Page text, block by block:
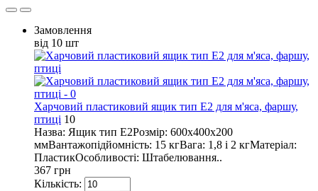
Замовлення
від 10 шт
Харчовий пластиковий ящик тип E2 для м'яса, фаршу,
птиці 10
Назва: Ящик тип E2Розмір: 600х400х200
ммВантажопідйомність: 15 кгВага: 1,8 і 2 кгМатеріал:
ПластикОсобливості: Штабелювання..
367 грн
Кількість: